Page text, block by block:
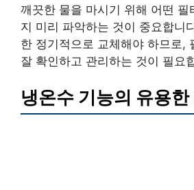
깨끗한 물을 마시기 위해 어떤 필
지 미리 파악하는 것이 중요합니
한 정기적으로 교체해야 하므로,
잘 확인하고 관리하는 것이 필요
냉온수 기능의 유용한